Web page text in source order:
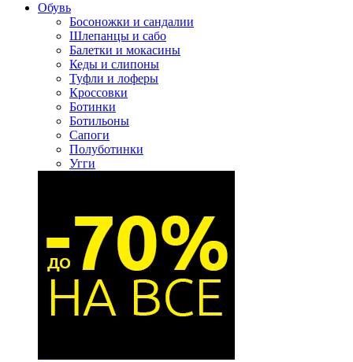
Обувь
Босоножки и сандалии
Шлепанцы и сабо
Балетки и мокасины
Кеды и слипоны
Туфли и лоферы
Кроссовки
Ботинки
Ботильоны
Сапоги
Полуботинки
Угги